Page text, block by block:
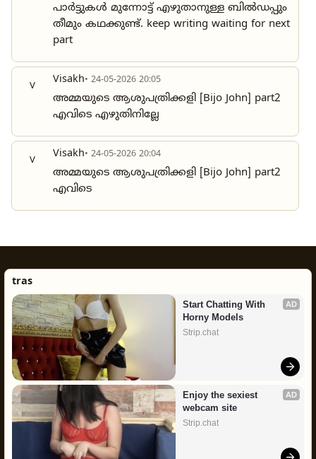
പാർട്ടുകൾ മുന്നോട്ട് എഴുതാനുള്ള ബിൽഡപ്പും
തീമും കഥക്കുണ്ട്. keep writing waiting for next
part
V Visakh• 24-05-2026 20:05
അമ്മയുടെ ആശുപത്രിക്കളി [Bijo John] part2
എവിടെ എഴുതിനില്ലേ
V Visakh• 24-05-2026 20:04
അമ്മയുടെ ആശുപത്രിക്കളി [Bijo John] part2
എവിടെ
tras
AD
Start Chatting With
Horny Models
Strip.chat
AD
Enjoy the sexiest
webcam site
Strip.chat